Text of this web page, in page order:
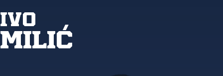
Ivo
Milić